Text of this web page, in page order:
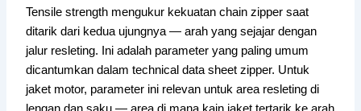
Tensile strength mengukur kekuatan chain zipper saat
ditarik dari kedua ujungnya — arah yang sejajar dengan
jalur resleting. Ini adalah parameter yang paling umum
dicantumkan dalam technical data sheet zipper. Untuk
jaket motor, parameter ini relevan untuk area resleting di
lengan dan saku — area di mana kain jaket tertarik ke arah